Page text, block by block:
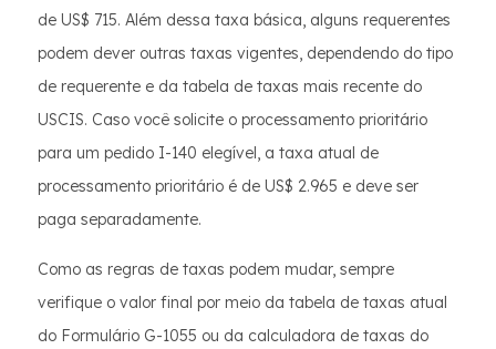
de US$ 715. Além dessa taxa básica, alguns requerentes
podem dever outras taxas vigentes, dependendo do tipo
de requerente e da tabela de taxas mais recente do
USCIS. Caso você solicite o processamento prioritário
para um pedido I-140 elegível, a taxa atual de
processamento prioritário é de US$ 2.965 e deve ser
paga separadamente.
Como as regras de taxas podem mudar, sempre
verifique o valor final por meio da tabela de taxas atual
do Formulário G-1055 ou da calculadora de taxas do